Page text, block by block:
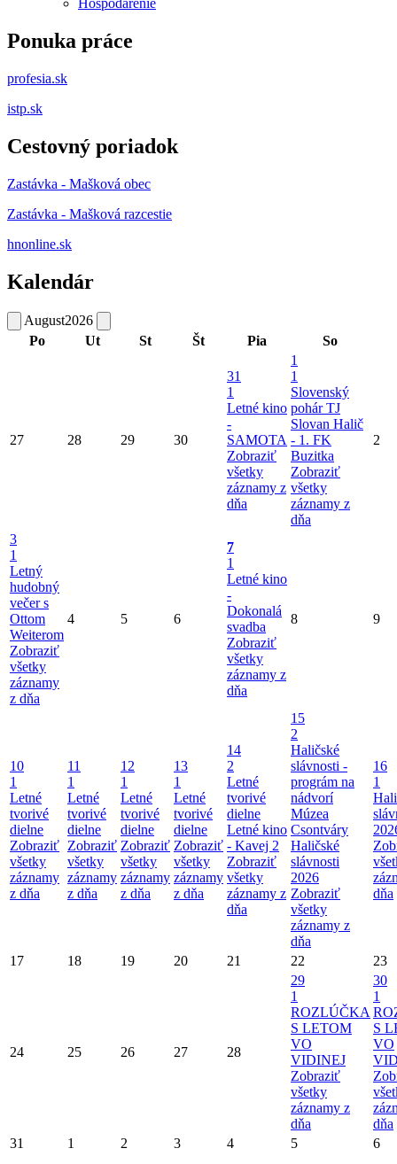
Hospodárenie
Ponuka práce
profesia.sk
istp.sk
Cestovný poriadok
Zastávka - Mašková obec
Zastávka - Mašková razcestie
hnonline.sk
Kalendár
August2026
Po
Ut St Št Pia So
27 28 29 30
31
1
Letné kino
-
SAMOTA
Zobraziť
všetky
záznamy z
dňa
1
1
Slovenský
pohár TJ
Slovan Halič
- 1. FK
Buzitka
Zobraziť
všetky
záznamy z
dňa
2
3
1
Letný
hudobný
večer s
Ottom
Weiterom
Zobraziť
všetky
záznamy
z dňa
4 5 6
7
1
Letné kino
-
Dokonalá
svadba
Zobraziť
všetky
záznamy z
dňa
8 9
10
1
Letné
tvorivé
dielne
Zobraziť
všetky
záznamy
z dňa
11
1
Letné
tvorivé
dielne
Zobraziť
všetky
záznamy
z dňa
12
1
Letné
tvorivé
dielne
Zobraziť
všetky
záznamy
z dňa
13
1
Letné
tvorivé
dielne
Zobraziť
všetky
záznamy
z dňa
14
2
Letné
tvorivé
dielne
Letné kino
- Kavej 2
Zobraziť
všetky
záznamy z
dňa
15
2
Haličské
slávnosti -
prográm na
nádvorí
Múzea
Csontváry
Haličské
slávnosti
2026
Zobraziť
všetky
záznamy z
dňa
16
1
dňa
17 18 19 20 21 22 23
24 25 26 27 28
29
1
ROZLÚČKA
S LETOM
VO
VIDINEJ
Zobraziť
všetky
záznamy z
dňa
30
1
S
VO
dňa
31
1 2 3 4 5 6